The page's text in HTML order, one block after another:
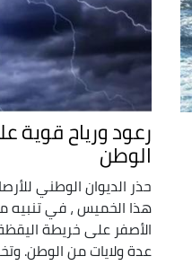
رعود ورياح قوية
الوطن
حذر الديوان الوطني
هذا الخميس ، في تنبيه
الأصفر على خريطة
عدة ولايات من الوطن.